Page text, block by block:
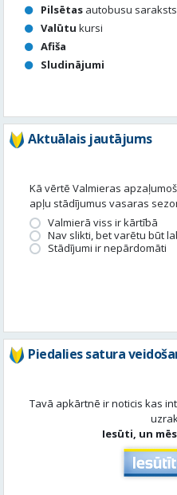
Pilsētas autobusu saraksts
Valūtu kursi
Afiša
Sludinājumi
Aktuālais jautājums
Kā vērtē Valmieras
apļu stādījumus vasaras
Valmierā viss ir kārtībā
Nav slikti, bet varētu būt
Stādījumi ir nepārdomāti
Piedalies satura
Tavā apkārtnē ir noticis kas
Iesūti, un